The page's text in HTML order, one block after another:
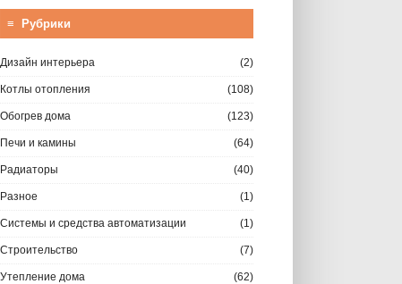
≡ Рубрики
Дизайн интерьера (2)
Котлы отопления (108)
Обогрев дома (123)
Печи и камины (64)
Радиаторы (40)
Разное (1)
Системы и средства автоматизации (1)
Строительство (7)
Утепление дома (62)